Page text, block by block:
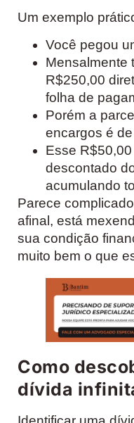
Um exemplo
Você pegou
Mensalmente
R$250,00
folha de
Porém a
encargos é
Esse
descontado
acumulando
Parece
afinal, está
sua condição
muito bem o que
Como
dívida